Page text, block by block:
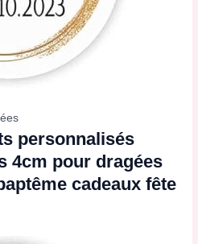
personnalisés
4cm pour dragées
cadeaux fête